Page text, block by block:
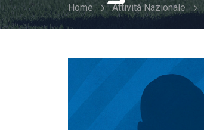
Home Attività Nazionale